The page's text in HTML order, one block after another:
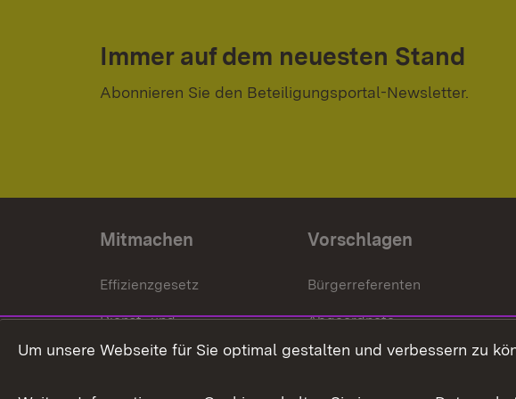
Immer auf dem neuesten Stand
Abonnieren Sie den Beteiligungsportal-Newsletter.
Mitmachen
Effizienzgesetz
Dienst- und
Versorgungsbezüge
Vorschlagen
Bürgerreferenten
Abgeordnete
Bürgerbeauftragte
Um unsere Webseite für Sie optimal gestalten und verbessern zu